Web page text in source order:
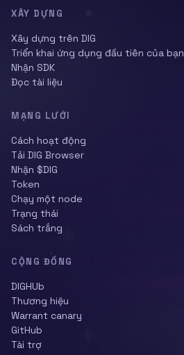
XÂY DỰNG
Xây dựng trên DIG
Triển khai ứng dụng đầu tiên của bạn
Nhận SDK
Đọc tài liệu
MẠNG LƯỚI
Cách hoạt động
Tải DIG Browser
Nhận $DIG
Token
Chạy một node
Trạng thái
Sách trắng
CỘNG ĐỒNG
DIGHUb
Thương hiệu
Warrant canary
GitHub
Tài trợ